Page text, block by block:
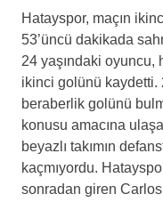
Hatayspor, maçın
53’üncü dakikada
24 yaşındaki oyuncu,
ikinci golünü kaydetti.
beraberlik golünü
konusu amacına
beyazlı takımın
kaçmıyordu.
sonradan giren Carlos